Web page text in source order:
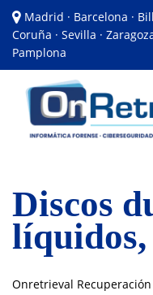
Madrid · Barcelona ·
Coruña · Sevilla ·
Pamplona
Discos
Onretrieval